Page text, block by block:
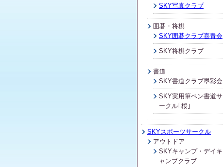
SKY写真クラブ
囲碁・将棋
SKY囲碁クラブ喜青会
SKY将棋クラブ
書道
SKY書道クラブ墨彩会
SKY実用筆ペン書道サ
ークル｢桜｣
SKYスポーツサークル
アウトドア
SKYキャンプ・デイキ
ャンプクラブ